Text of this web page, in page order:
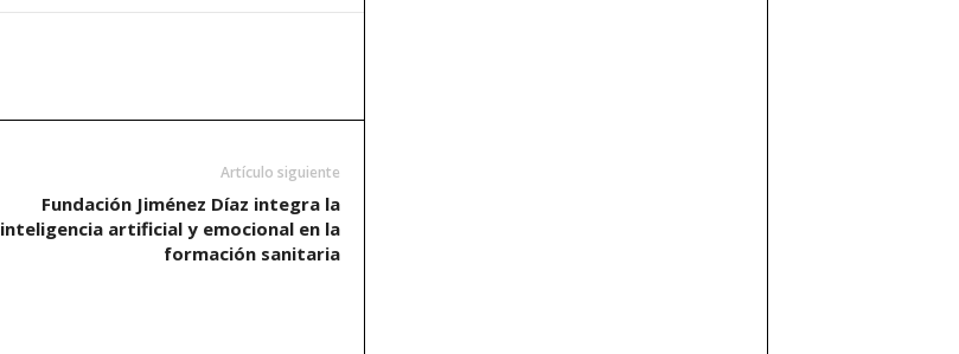
Artículo siguiente
Fundación Jiménez Díaz integra la
inteligencia artificial y emocional en la
formación sanitaria